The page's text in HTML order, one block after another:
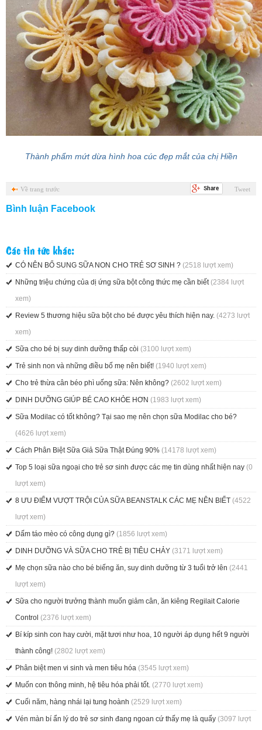
Thành phẩm mứt dừa hình hoa cúc đẹp mắt của chị Hiền
Về trang trước Tweet
Bình luận Facebook
Các tin tức khác:
CÓ NÊN BỔ SUNG SỮA NON CHO TRẺ SƠ SINH ? (2518 lượt xem)
Những triệu chứng của dị ứng sữa bột công thức mẹ cần biết (2384 lượt
xem)
Review 5 thương hiệu sữa bột cho bé được yêu thích hiện nay. (4273 lượt
xem)
Sữa cho bé bị suy dinh dưỡng thấp còi (3100 lượt xem)
Trẻ sinh non và những điều bố mẹ nên biết! (1940 lượt xem)
Cho trẻ thừa cân béo phì uống sữa: Nên không? (2602 lượt xem)
DINH DƯỠNG GIÚP BÉ CAO KHỎE HƠN (1983 lượt xem)
Sữa Modilac có tốt không? Tại sao mẹ nên chọn sữa Modilac cho bé?
(4626 lượt xem)
Cách Phân Biệt Sữa Giả Sữa Thật Đúng 90% (14178 lượt xem)
Top 5 loại sữa ngoại cho trẻ sơ sinh được các mẹ tin dùng nhất hiện nay (0
lượt xem)
8 ƯU ĐIỂM VƯỢT TRỘI CỦA SỮA BEANSTALK CÁC MẸ NÊN BIẾT (4522
lượt xem)
Dấm táo mèo có công dụng gì? (1856 lượt xem)
DINH DƯỠNG VÀ SỮA CHO TRẺ BỊ TIÊU CHẢY (3171 lượt xem)
Mẹ chọn sữa nào cho bé biếng ăn, suy dinh dưỡng từ 3 tuổi trở lên (2441
lượt xem)
Sữa cho người trưởng thành muốn giảm cân, ăn kiêng Regilait Calorie
Control (2376 lượt xem)
Bí kíp sinh con hay cười, mặt tươi như hoa, 10 người áp dụng hết 9 người
thành công! (2802 lượt xem)
Phân biệt men vi sinh và men tiêu hóa (3545 lượt xem)
Muốn con thông minh, hệ tiêu hóa phải tốt. (2770 lượt xem)
Cuối năm, hàng nhái lại tung hoành (2529 lượt xem)
Vén màn bí ẩn lý do trẻ sơ sinh đang ngoan cứ thấy mẹ là quấy (3097 lượt